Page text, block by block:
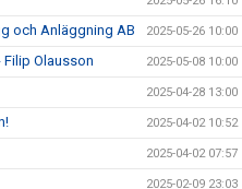
och Anläggning AB 2025-05-26 10:00
Filip Olausson 2025-05-08 10:00
2025-04-28 13:00
2025-04-02 10:52
2025-04-02 07:57
2025-02-09 23:03